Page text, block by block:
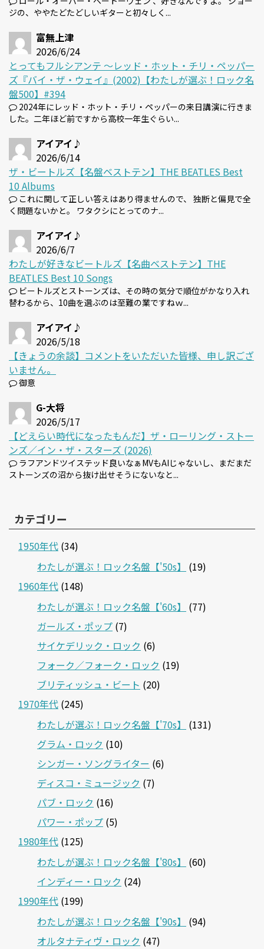
ジの、ややたどたどしいギターと初々しく...
富無上津
2026/6/24
とってもフルシアンテ 〜レッド・ホット・チリ・ペッパー
ズ『バイ・ザ・ウェイ』(2002)【わたしが選ぶ！ロック名
盤500】#394
2024年にレッド・ホット・チリ・ペッパーの来日講演に行きま
した。二年ほど前ですから高校一年生ぐらい...
アイアイ♪
2026/6/14
ザ・ビートルズ【名盤ベストテン】THE BEATLES Best
10 Albums
これに関して正しい答えはあり得ませんので、 独断と偏見で全
く問題ないかと。 ワタクシにとってのナ...
アイアイ♪
2026/6/7
わたしが好きなビートルズ【名曲ベストテン】THE
BEATLES Best 10 Songs
ビートルズとストーンズは、その時の気分で順位がかなり入れ
替わるから、10曲を選ぶのは至難の業ですねｗ...
アイアイ♪
2026/5/18
【きょうの余談】コメントをいただいた皆様、申し訳ござ
いません。
御意
G-大将
2026/5/17
【どえらい時代になったもんだ】ザ・ローリング・ストー
ンズ／イン・ザ・スターズ (2026)
ラフアンドツイステッド良いなぁMVもAIじゃないし、まだまだ
ストーンズの沼から抜け出せそうにないなと...
カテゴリー
1950年代 (34)
わたしが選ぶ！ロック名盤【'50s】
(19)
1960年代 (148)
わたしが選ぶ！ロック名盤【'60s】
(77)
ガールズ・ポップ (7)
サイケデリック・ロック (6)
フォーク／フォーク・ロック (19)
ブリティッシュ・ビート (20)
1970年代 (245)
わたしが選ぶ！ロック名盤【'70s】
(131)
グラム・ロック (10)
シンガー・ソングライター (6)
ディスコ・ミュージック (7)
パブ・ロック (16)
パワー・ポップ (5)
1980年代 (125)
わたしが選ぶ！ロック名盤【'80s】
(60)
インディー・ロック (24)
1990年代 (199)
わたしが選ぶ！ロック名盤【'90s】
(94)
オルタナティヴ・ロック (47)